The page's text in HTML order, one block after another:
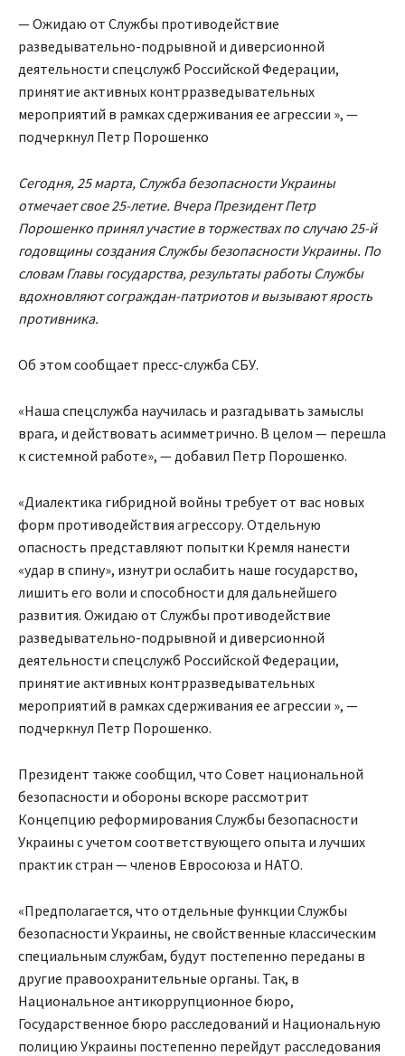
— Ожидаю от Службы противодействие
разведывательно-подрывной и диверсионной
деятельности спецслужб Российской Федерации,
принятие активных контрразведывательных
мероприятий в рамках сдерживания ее агрессии », —
подчеркнул Петр Порошенко
Сегодня, 25 марта, Служба безопасности Украины
отмечает свое 25-летие. Вчера Президент Петр
Порошенко принял участие в торжествах по случаю 25-й
годовщины создания Службы безопасности Украины. По
словам Главы государства, результаты работы Службы
вдохновляют сограждан-патриотов и вызывают ярость
противника.
Об этом сообщает пресс-служба СБУ.
«Наша спецслужба научилась и разгадывать замыслы
врага, и действовать асимметрично. В целом — перешла
к системной работе», — добавил Петр Порошенко.
«Диалектика гибридной войны требует от вас новых
форм противодействия агрессору. Отдельную
опасность представляют попытки Кремля нанести
«удар в спину», изнутри ослабить наше государство,
лишить его воли и способности для дальнейшего
развития. Ожидаю от Службы противодействие
разведывательно-подрывной и диверсионной
деятельности спецслужб Российской Федерации,
принятие активных контрразведывательных
мероприятий в рамках сдерживания ее агрессии », —
подчеркнул Петр Порошенко.
Президент также сообщил, что Совет национальной
безопасности и обороны вскоре рассмотрит
Концепцию реформирования Службы безопасности
Украины с учетом соответствующего опыта и лучших
практик стран — членов Евросоюза и НАТО.
«Предполагается, что отдельные функции Службы
безопасности Украины, не свойственные классическим
специальным службам, будут постепенно переданы в
другие правоохранительные органы. Так, в
Национальное антикоррупционное бюро,
Государственное бюро расследований и Национальную
полицию Украины постепенно перейдут расследования